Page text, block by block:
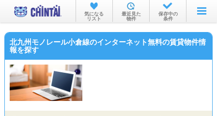
お部屋を探す
沿線・駅から
気になる
リスト
最近見た
物件
保存中の
条件
北九州モノレール小倉線のインターネット無料の賃貸物件情
報を探す